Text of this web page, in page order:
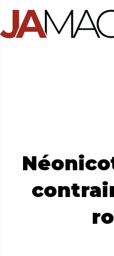
Aller
contenu